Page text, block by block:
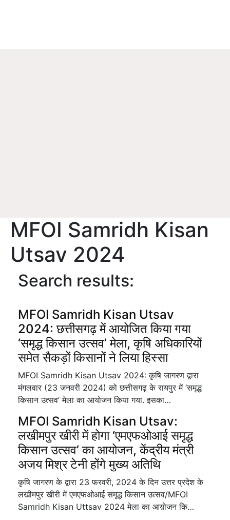
MFOI Samridh Kisan
Utsav 2024
Search results:
MFOI Samridh Kisan Utsav
2024: छत्तीसगढ़ में आयोजित किया गया
‘समृद्ध किसान उत्सव’ मेला, कृषि अधिकारियों
समेत सैकड़ों किसानों ने लिया हिस्सा
MFOI Samridh Kisan Utsav 2024: कृषि जागरण द्वारा
मंगलवार (23 जनवरी 2024) को छत्तीसगढ़ के रायपुर में ‘समृद्ध
किसान उत्सव’ मेला का आयोजन किया गया. इसका…
MFOI Samridh Kisan Utsav:
लखीमपुर खीरी में होगा ‘एमएफओआई समृद्ध
किसान उत्सव’ का आयोजन, केंद्रीय मंत्री
अजय मिश्र टेनी होंगे मुख्य अतिथि
कृषि जागरण के द्वारा 23 फरवरी, 2024 के दिन उत्तर प्रदेश के
लखीमपुर खीरी में एमएफओआई समृद्ध किसान उत्सव/MFOI
Samridh Kisan Uttsav 2024 मेला का आय़ोजन कि…